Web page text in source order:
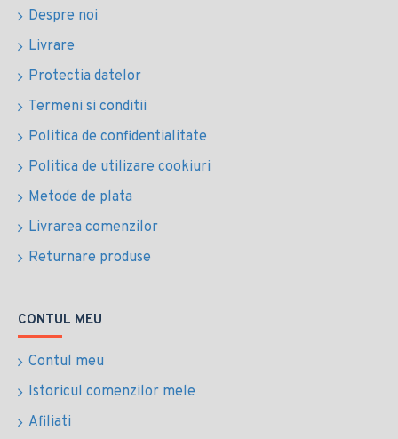
Despre noi
Livrare
Protectia datelor
Termeni si conditii
Politica de confidentialitate
Politica de utilizare cookiuri
Metode de plata
Livrarea comenzilor
Returnare produse
CONTUL MEU
Contul meu
Istoricul comenzilor mele
Afiliati